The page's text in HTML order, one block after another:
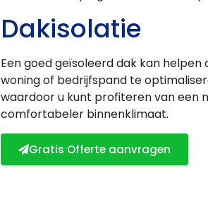
Dakisolatie
Een goed geïsoleerd dak kan
woning of bedrijfspand te
waardoor u kunt profiteren van een
comfortabeler binnenklimaat.
Gratis Offerte aanvragen